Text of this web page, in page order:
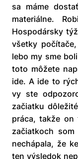
sa máme
materiálne.
Hospodársky
všetky
lebo my sme
toto môžete
ide. A ide to
vy ste
začiatku
práca, takže
začiatkoch
nechápala, že
ten výsledok